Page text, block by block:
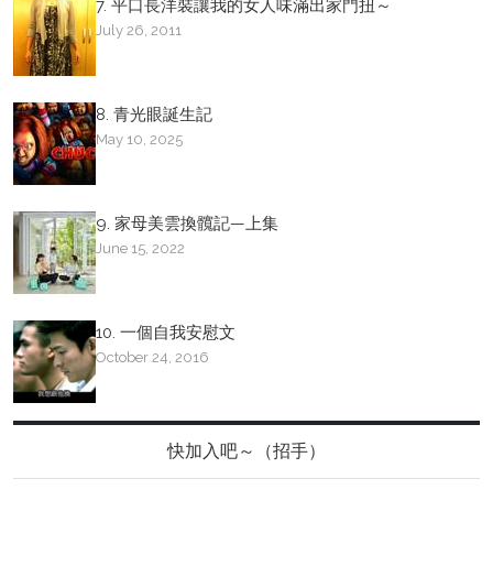
7. 平口長洋裝讓我的女人味滿出家門扭～
July 26, 2011
8. 青光眼誕生記
May 10, 2025
9. 家母美雲換髖記—上集
June 15, 2022
10. 一個自我安慰文
October 24, 2016
快加入吧～（招手）